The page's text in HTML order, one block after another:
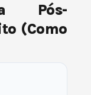
Pós-
(Como